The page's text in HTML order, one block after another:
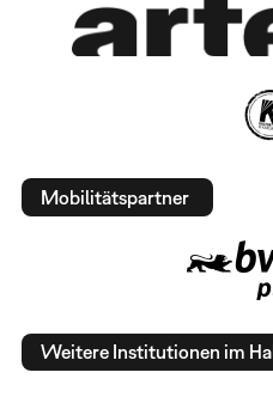
Mobilitätspartner
Weitere Institutionen im